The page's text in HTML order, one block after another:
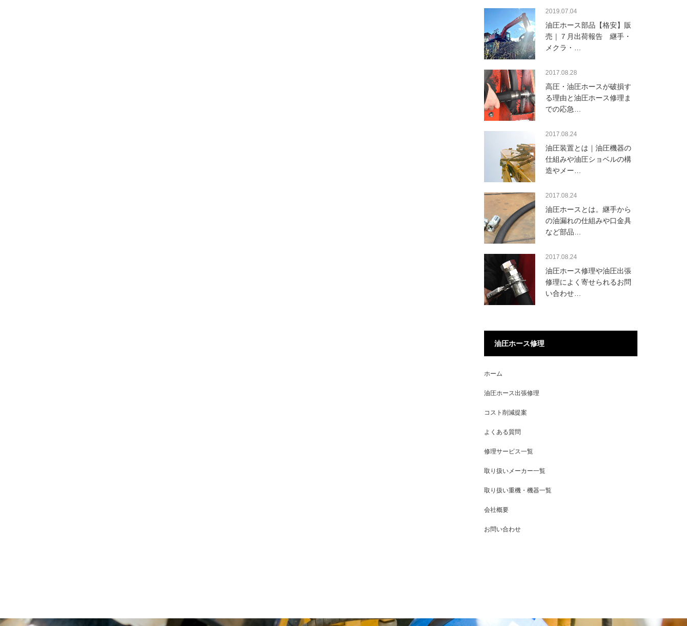
2019.07.04
油圧ホース部品【格安】販
売｜７月出荷報告 継手・
メクラ・…
2017.08.28
高圧・油圧ホースが破損す
る理由と油圧ホース修理ま
での応急…
2017.08.24
油圧装置とは｜油圧機器の
仕組みや油圧ショベルの構
造やメー…
2017.08.24
油圧ホースとは。継手から
の油漏れの仕組みや口金具
など部品…
2017.08.24
油圧ホース修理や油圧出張
修理によく寄せられるお問
い合わせ…
油圧ホース修理
ホーム
油圧ホース出張修理
コスト削減提案
よくある質問
修理サービス一覧
取り扱いメーカー一覧
取り扱い重機・機器一覧
会社概要
お問い合わせ